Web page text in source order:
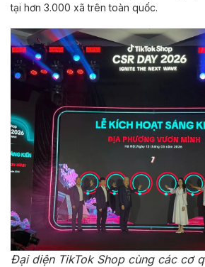
tại hơn 3.000 xã trên toàn quốc.
Đại diện TikTok Shop cùng các cơ